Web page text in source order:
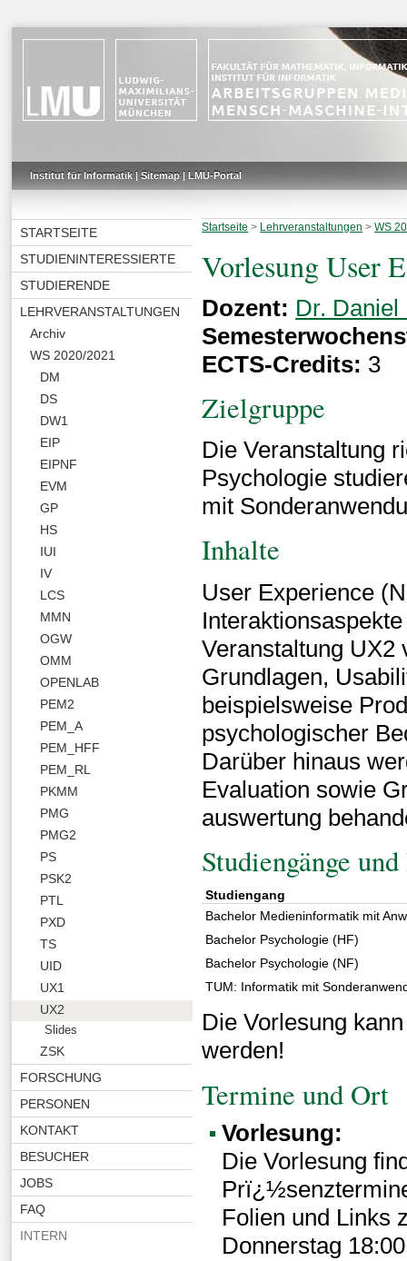
Institut für Informatik| Sitemap| LMU-Portal
STARTSEITE
STUDIENINTERESSIERTE
STUDIERENDE
LEHRVERANSTALTUNGEN
Archiv
WS 2020/2021
DM
DS
DW1
EIP
EIPNF
EVM
GP
HS
IUI
IV
LCS
MMN
OGW
OMM
OPENLAB
PEM2
PEM_A
PEM_HFF
PEM_RL
PKMM
PMG
PMG2
PS
PSK2
PTL
PXD
TS
UID
UX1
UX2
Slides
ZSK
FORSCHUNG
PERSONEN
KONTAKT
BESUCHER
JOBS
FAQ
INTERN
Startseite > Lehrveranstaltungen >WS
Vorlesung User
Dozent: Dr. Daniel
ECTS-Credits: 3
Zielgruppe
Die Veranstaltung
Psychologie
mit
Inhalte
User Experience
Veranstaltung UX2
Grundlagen,
beispielsweise
psychologischer
Darüber hinaus
Evaluation sowie
auswertung
Studiengänge
Studiengang
Bachelor Medieninformatik mit
Bachelor Psychologie (HF)
Bachelor Psychologie (NF)
TUM: Informatik mit
Die Vorlesung
werden!
Termine und Ort
Vorlesung:
Die Vorlesung
Folien und Links
Donnerstag